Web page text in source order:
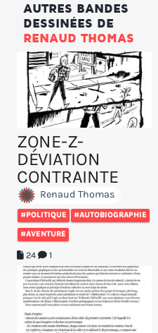
AUTRES BANDES
DESSINÉES DE
RENAUD THOMAS
ZONE-Z-
DÉVIATION
CONTRAINTE
Renaud Thomas
#POLITIQUE #AUTOBIOGRAPHIE
#AVENTURE
24 1